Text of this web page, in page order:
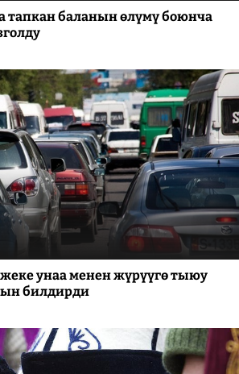
тапкан баланын өлүмү боюнча
унаа менен жүрүүгө тыюу
билдирди